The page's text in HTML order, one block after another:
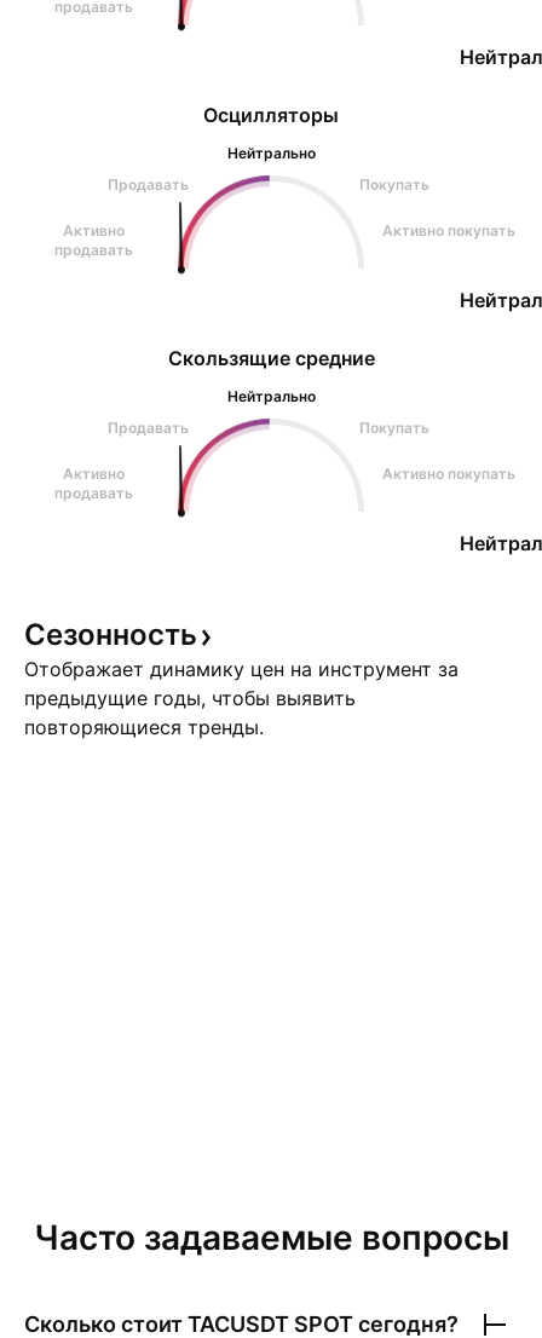
Осцилляторы
Нейтрально
Продавать
Покупать
Активно
продавать
Активно покупать
продавать
Скользящие средние
Нейтрально
Продавать
Покупать
Активно
продавать
Активно покупать
Сезонность
Отображает динамику цен на инструмент за
предыдущие годы, чтобы выявить
повторяющиеся тренды.
Часто задаваемые вопросы
Сколько стоитTACUSDT SPOTсегодня?